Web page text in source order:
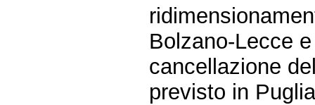
Bolzano-Lecce
cancellazione
previsto in